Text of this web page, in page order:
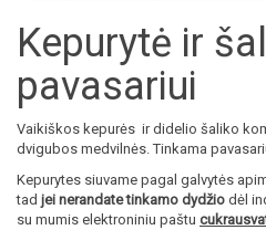
Kepurytė ir
pavasariui
Vaikiškos kepurės ir didelio šaliko
dvigubos medvilnės. Tinkama
Kepurytes siuvame pagal galvytės
tad jei nerandate tinkamo dydžio dėl
su mumis elektroniniu paštu